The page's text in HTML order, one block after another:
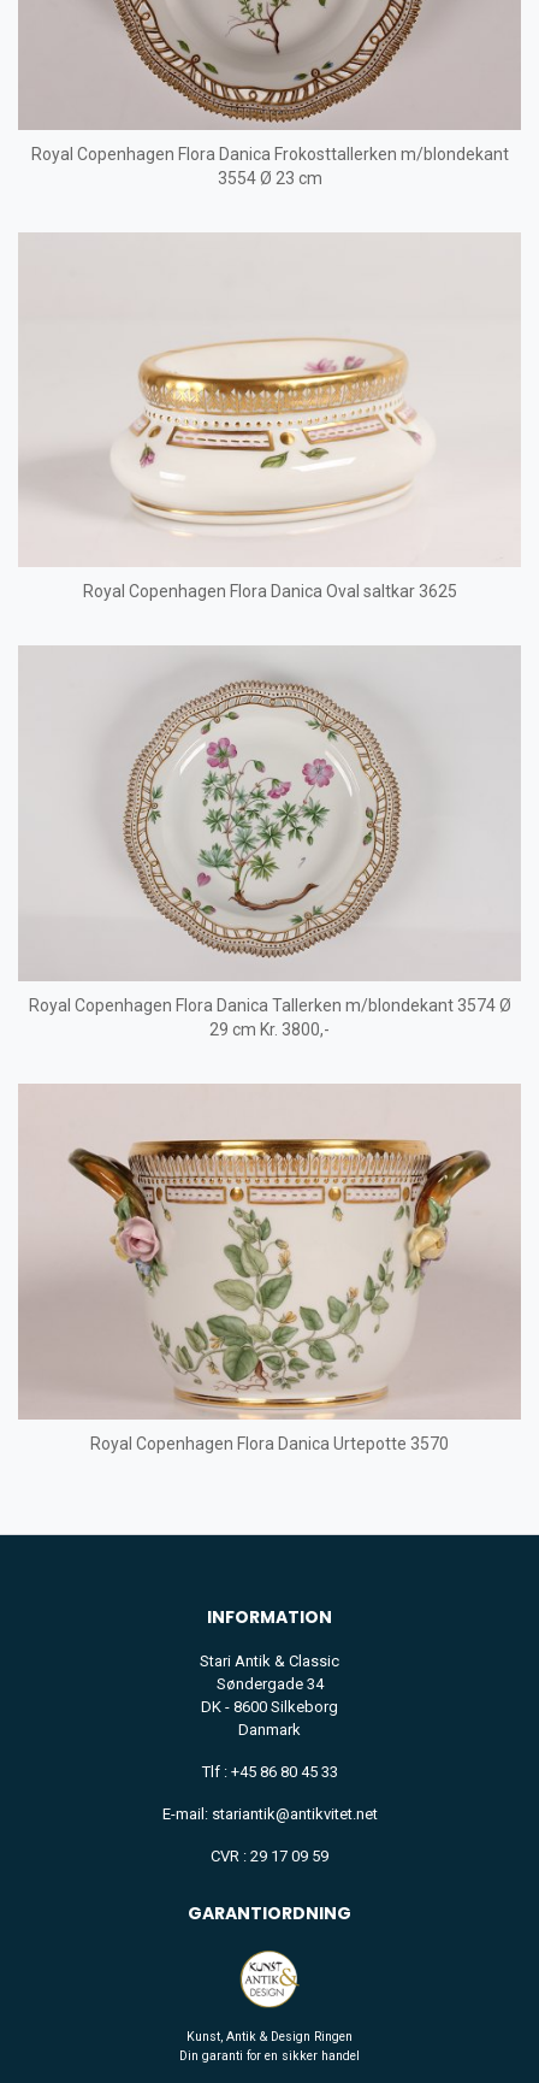
Royal Copenhagen Flora Danica Frokosttallerken m/blondekant
3554 Ø 23 cm
Royal Copenhagen Flora Danica Oval saltkar 3625
Royal Copenhagen Flora Danica Tallerken m/blondekant 3574 Ø
29 cm Kr. 3800,-
Royal Copenhagen Flora Danica Urtepotte 3570
INFORMATION
Stari Antik & Classic
Søndergade 34
DK - 8600 Silkeborg
Danmark
Tlf : +45 86 80 45 33
E-mail: stariantik@antikvitet.net
CVR : 29 17 09 59
GARANTIORDNING
Kunst, Antik & Design Ringen
Din garanti for en sikker handel